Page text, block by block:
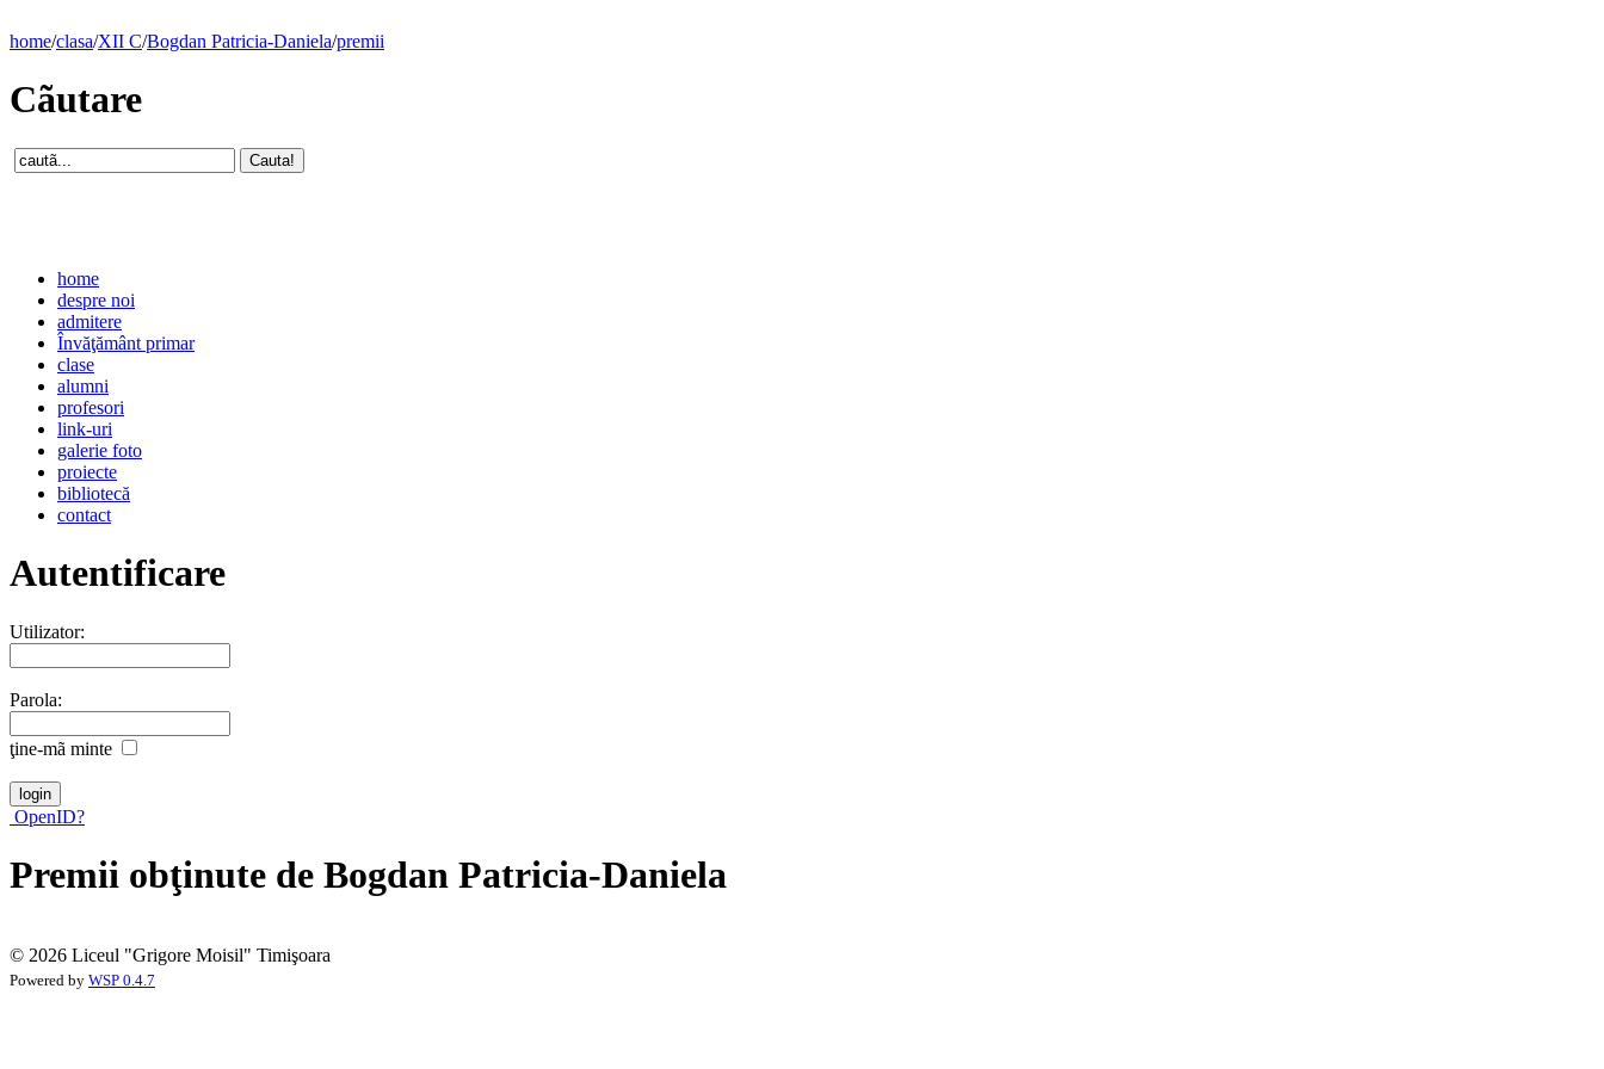
home/clasa/XII C/Bogdan Patricia-Daniela/premii
Cãutare
home
despre noi
admitere
Învăţământ primar
clase
alumni
profesori
link-uri
galerie foto
proiecte
bibliotecă
contact
Autentificare
Utilizator:
Parola:
ţine-mã minte
OpenID?
Premii obţinute de Bogdan Patricia-Daniela
© 2026 Liceul "Grigore Moisil" Timişoara
Powered by WSP 0.4.7